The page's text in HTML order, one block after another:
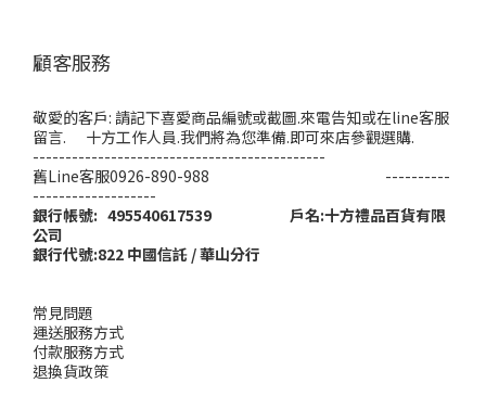
顧客服務
敬愛的客戶: 請記下喜愛商品編號或截圖.來電告知或在line客服
留言. 十方工作人員.我們將為您準備.即可來店參觀選購.
---------------------------------------------
舊Line客服0926-890-988 ----------
-------------------
銀行帳號: 495540617539 戶名:十方禮品百貨有限
公司
銀行代號:822 中國信託 / 華山分行
常見問題
運送服務方式
付款服務方式
退換貨政策